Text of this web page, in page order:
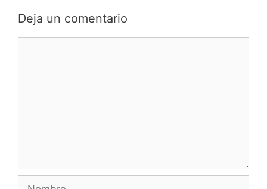
Deja un comentario
Nombre